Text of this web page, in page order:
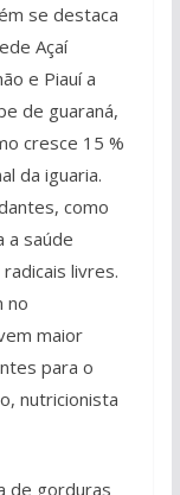
se destaca
Açaí
e Piauí a
de guaraná,
cresce 15 %
da iguaria.
como
a saúde
livres.
no
maior
para o
nutricionista
de gorduras